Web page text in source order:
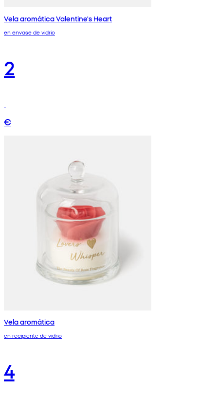
Vela aromática Valentine's Heart
en envase de vidrio
2
€
Vela aromática
en recipiente de vidrio
4